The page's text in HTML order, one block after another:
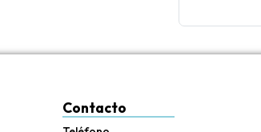
Contacto